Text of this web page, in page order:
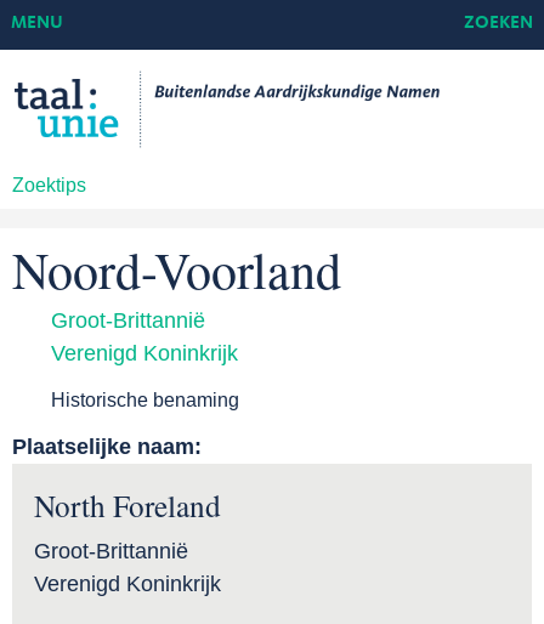
Zoektips
MENU ZOEKEN
Noord-Voorland
Groot-Brittannië
Verenigd Koninkrijk
Historische benaming
Plaatselijke naam:
North Foreland
Groot-Brittannië
Verenigd Koninkrijk